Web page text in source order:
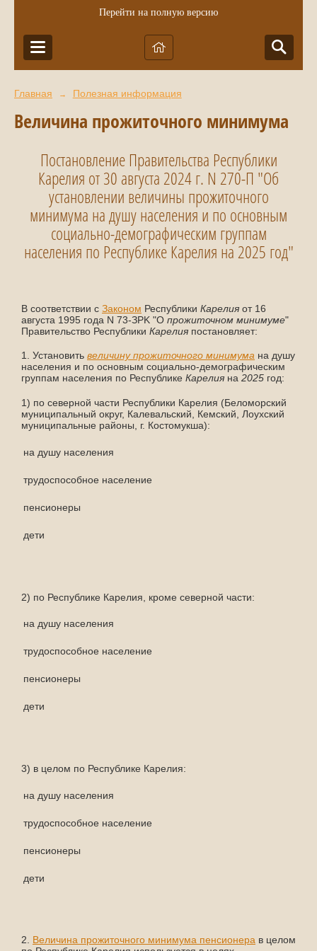
Перейти на полную версию
Главная → Полезная информация
Величина прожиточного минимума
Постановление Правительства Республики
Карелия от 30 августа 2024 г. N 270-П "Об
установлении величины прожиточного
минимума на душу населения и по основным
социально-демографическим группам
населения по Республике Карелия на 2025 год"
В соответствии с Законом Республики Карелия от 16
августа 1995 года N 73-ЗPK "О прожиточном минимуме"
Правительство Республики Карелия постановляет:
1. Установить величину прожиточного минимума на душу
населения и по основным социально-демографическим
группам населения по Республике Карелия на 2025 год:
1) по северной части Республики Карелия (Беломорский
муниципальный округ, Калевальский, Кемский, Лоухский
муниципальные районы, г. Костомукша):
на душу населения
трудоспособное население
пенсионеры
дети
2) по Республике Карелия, кроме северной части:
на душу населения
трудоспособное население
пенсионеры
дети
3) в целом по Республике Карелия:
на душу населения
трудоспособное население
пенсионеры
дети
2. Величина прожиточного минимума пенсионера в целом